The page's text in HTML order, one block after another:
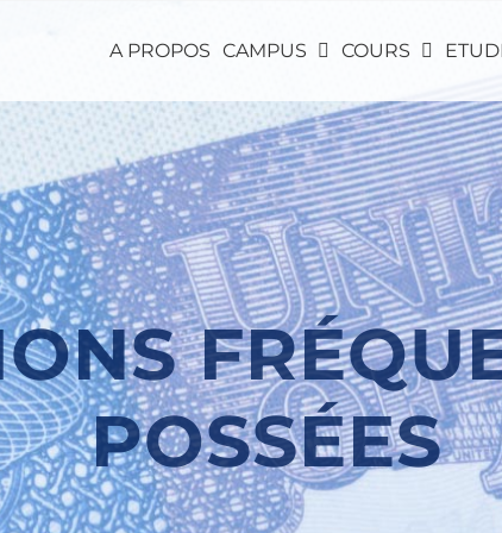
A PROPOS CAMPUS COURS
POSSÉES